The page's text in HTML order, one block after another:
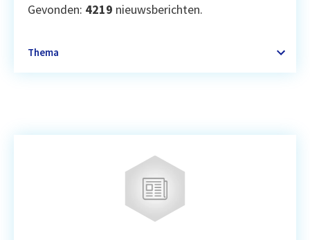
Gevonden: 4219 nieuwsberichten.
Thema